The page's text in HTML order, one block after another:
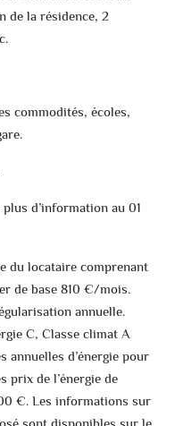
de la résidence, 2
commodités, écoles,
d’information au 01
du locataire comprenant
de base 810 €/mois.
annuelle.
C, Classe climat A
annuelles d’énergie pour
prix de l’énergie de
€. Les informations sur